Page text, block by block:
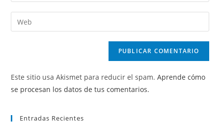
de
usuario
dirección
de
comentar
Introduce
la
web
(opcional)
Este sitio usa Akismet para reducir el spam.Aprende cómo
se procesan los datos de tus comentarios.
Entradas Recientes